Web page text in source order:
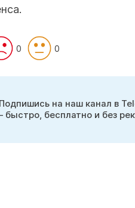
0 0
Подпишись на наш канал в
быстро, бесплатно и без